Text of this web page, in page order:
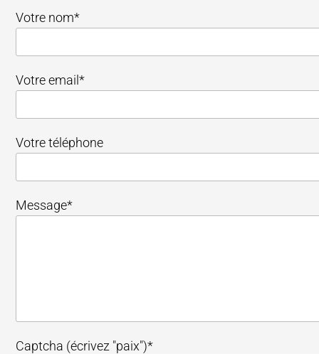
Votre nom*
Votre email*
Votre téléphone
Message*
Captcha (écrivez "paix")*